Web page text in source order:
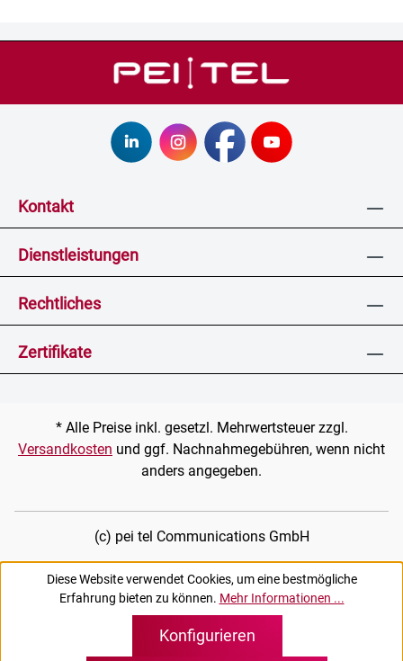
Kontakt
Dienstleistungen
Rechtliches
Zertifikate
* Alle Preise inkl. gesetzl. Mehrwertsteuer zzgl.
Versandkosten und ggf. Nachnahmegebühren, wenn nicht
anders angegeben.
(c) pei tel Communications GmbH
Diese Website verwendet Cookies, um eine bestmögliche
Erfahrung bieten zu können. Mehr Informationen ...
Konfigurieren